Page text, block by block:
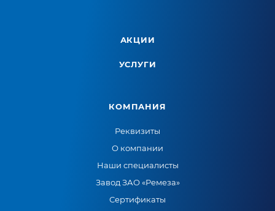
АКЦИИ
УСЛУГИ
КОМПАНИЯ
Реквизиты
О компании
Наши специалисты
Завод ЗАО «Ремеза»
Сертификаты